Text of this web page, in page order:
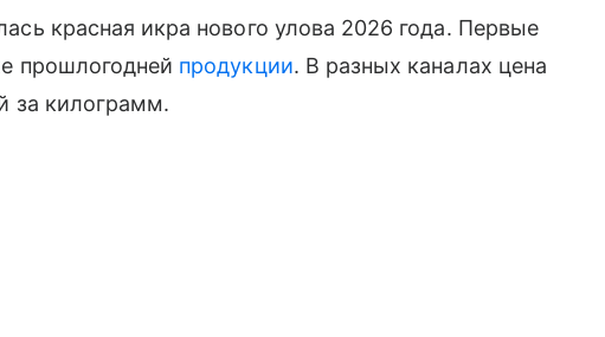
красная икра нового улова 2026 года. Первые
прошлогодней продукции. В разных каналах цена
за килограмм.